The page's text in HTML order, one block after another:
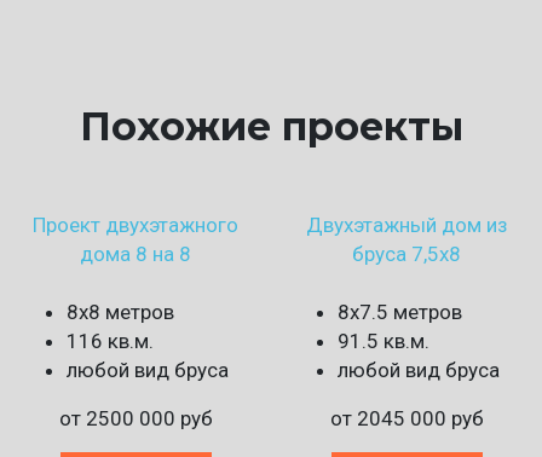
Похожие проекты
Проект двухэтажного
дома 8 на 8
8х8 метров
116 кв.м.
любой вид бруса
от 2500 000 руб
Двухэтажный дом из
бруса 7,5х8
8х7.5 метров
91.5 кв.м.
любой вид бруса
от 2045 000 руб